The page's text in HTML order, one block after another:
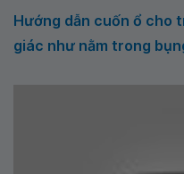
Hướng dẫn cuốn ổ cho
giác như nằm trong